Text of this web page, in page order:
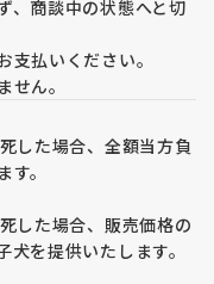
、商談中の状態へと切
払いください。
ん。
した場合、全額当方負
。
した場合、販売価格の
を提供いたします。